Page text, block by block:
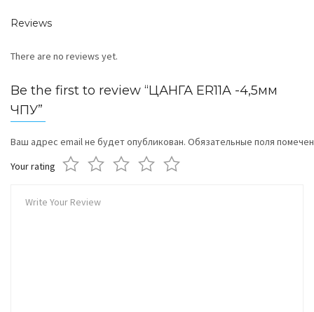
Reviews
There are no reviews yet.
Be the first to review “ЦАНГА ER11A -4,5мм
ЧПУ”
Ваш адрес email не будет опубликован. Обязательные поля
Your rating